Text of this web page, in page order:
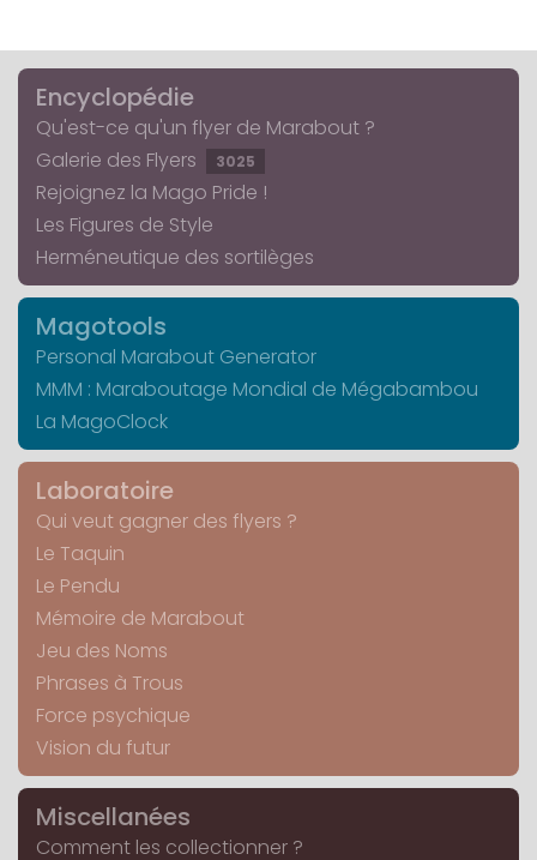
Encyclopédie
Qu'est-ce qu'un flyer de Marabout ?
Galerie des Flyers
3025
Rejoignez la Mago Pride !
Les Figures de Style
Herméneutique des sortilèges
Magotools
Personal Marabout Generator
MMM : Maraboutage Mondial de Mégabambou
La MagoClock
Laboratoire
Qui veut gagner des flyers ?
Le Taquin
Le Pendu
Mémoire de Marabout
Jeu des Noms
Phrases à Trous
Force psychique
Vision du futur
Miscellanées
Comment les collectionner ?